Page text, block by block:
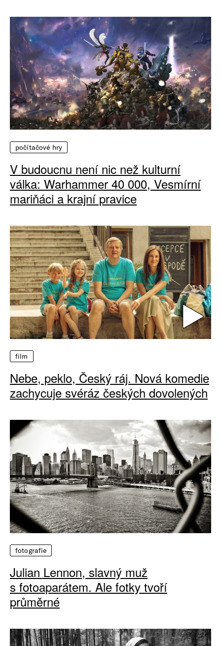
počítačové hry
V budoucnu není nic než kulturní
válka: Warhammer 40 000, Vesmírní
mariňáci a krajní pravice
film
Nebe, peklo, Český ráj. Nová komedie
zachycuje svéráz českých dovolených
fotografie
Julian Lennon, slavný muž
s fotoaparátem. Ale fotky tvoří
průměrné